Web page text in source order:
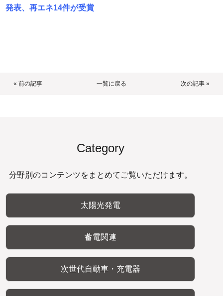
発表、再エネ14件が受賞
« 前の記事 一覧に戻る 次の記事 »
Category
分野別のコンテンツをまとめてご覧いただけます。
太陽光発電
蓄電関連
次世代自動車・充電器